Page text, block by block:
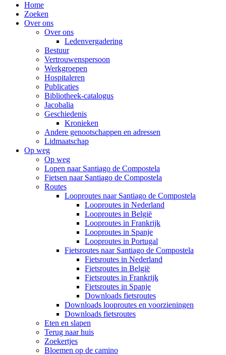
Home
Zoeken
Over ons
Over ons
Ledenvergadering
Bestuur
Vertrouwenspersoon
Werkgroepen
Hospitaleren
Publicaties
Bibliotheek-catalogus
Jacobalia
Geschiedenis
Kronieken
Andere genootschappen en adressen
Lidmaatschap
Op weg
Op weg
Lopen naar Santiago de Compostela
Fietsen naar Santiago de Compostela
Routes
Looproutes naar Santiago de Compostela
Looproutes in Nederland
Looproutes in België
Looproutes in Frankrijk
Looproutes in Spanje
Looproutes in Portugal
Fietsroutes naar Santiago de Compostela
Fietsroutes in Nederland
Fietsroutes in België
Fietsroutes in Frankrijk
Fietsroutes in Spanje
Downloads fietsroutes
Downloads looproutes en voorzieningen
Downloads fietsroutes
Eten en slapen
Terug naar huis
Zoekertjes
Bloemen op de camino